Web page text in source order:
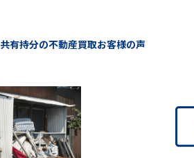
共有持分の不動産買取お客様の声